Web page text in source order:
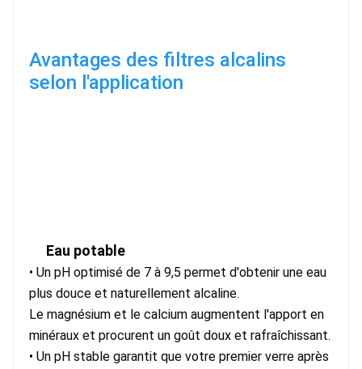
Avantages des filtres alcalins
selon l'application
Eau potable
• Un pH optimisé de 7 à 9,5 permet d'obtenir une eau
plus douce et naturellement alcaline.
Le magnésium et le calcium augmentent l'apport en
minéraux et procurent un goût doux et rafraîchissant.
• Un pH stable garantit que votre premier verre après